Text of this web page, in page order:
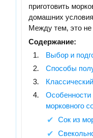
приготовить
домашних
Между тем, это
Содержание:
Выбор и
Способы
Особенности
морковного
Сок из